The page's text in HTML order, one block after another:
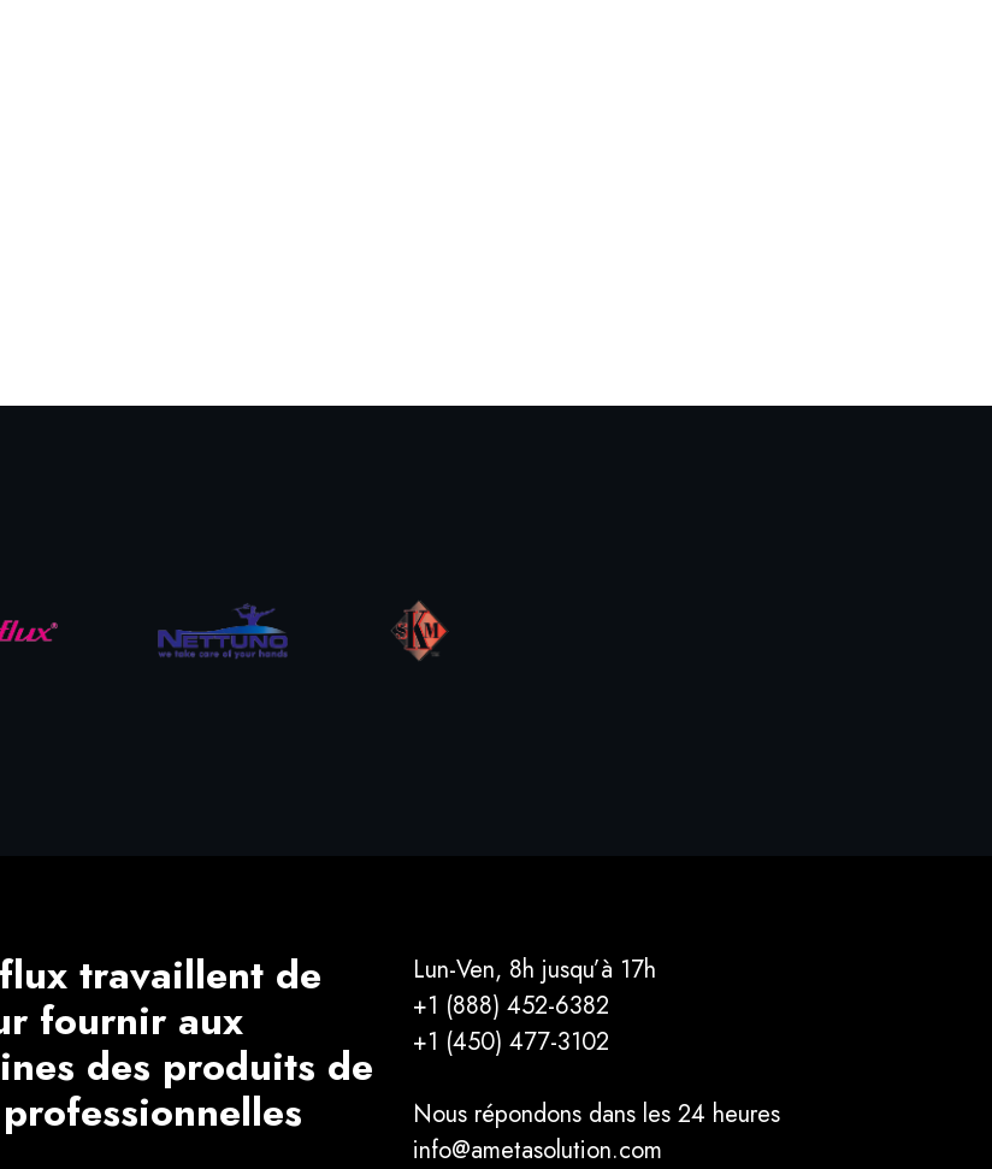
travaillent de
fournir aux
des produits de
Lun-Ven, 8h jusqu’à 17h
+1 (888) 452-6382
+1 (450) 477­-3102
Nous répondons dans les 24 heures
info@ametasolution.com